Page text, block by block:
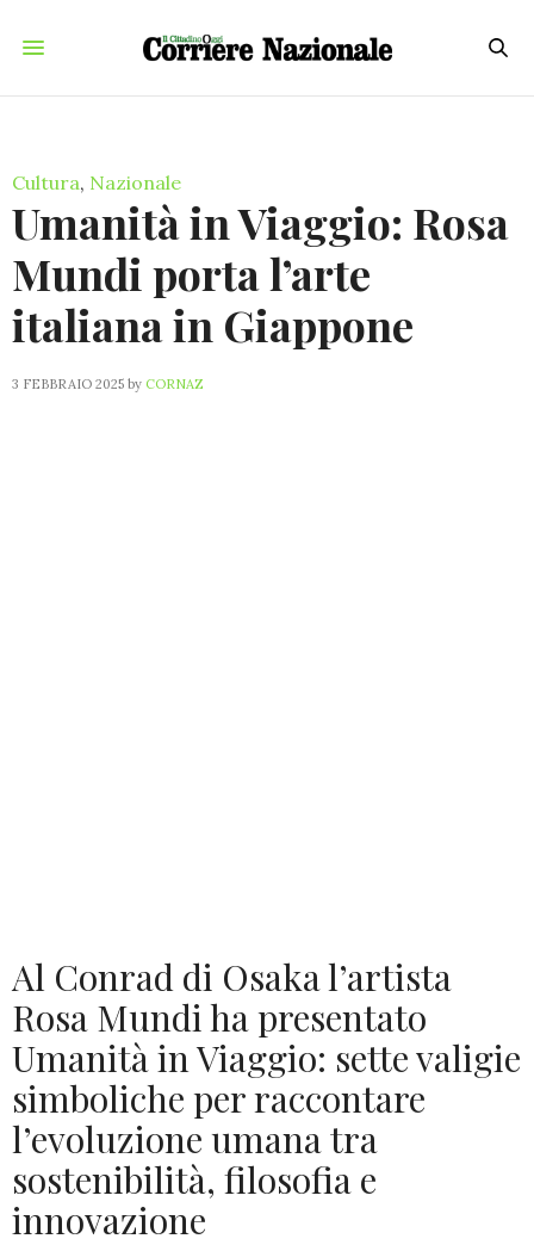
Cultura, Nazionale
Umanità in Viaggio: Rosa
Mundi porta l’arte
italiana in Giappone
3 FEBBRAIO 2025 by CORNAZ
Al Conrad di Osaka l’artista
Rosa Mundi ha presentato
Umanità in Viaggio: sette valigie
simboliche per raccontare
l’evoluzione umana tra
sostenibilità, filosofia e
innovazione